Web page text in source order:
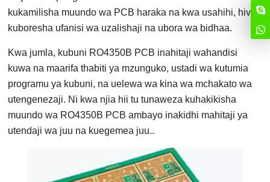
kukamilisha muundo wa PCB haraka na kwa usahihi, hivyo
kuboresha ufanisi wa uzalishaji na ubora wa bidhaa.
Kwa jumla, kubuni RO4350B PCB inahitaji wahandisi
kuwa na maarifa thabiti ya mzunguko, ustadi wa kutumia
programu ya kubuni, na uelewa wa kina wa mchakato wa
utengenezaji. Ni kwa njia hii tu tunaweza kuhakikisha
muundo wa RO4350B PCB ambayo inakidhi mahitaji ya
utendaji wa juu na kuegemea juu..